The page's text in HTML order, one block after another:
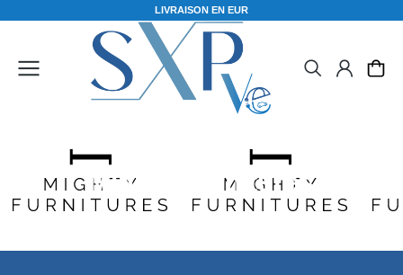
LIVRAISON EN EURO
Mighty Furnitures